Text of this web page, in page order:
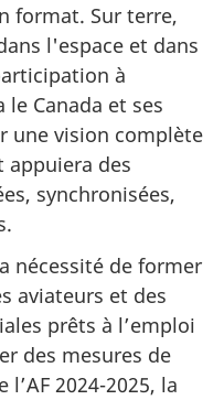
format. Sur terre,
l'espace et dans
à
le Canada et ses
une vision complète
appuiera des
synchronisées,
nécessité de former
aviateurs et des
prêts à l’emploi
des mesures de
l’AF 2024-2025, la